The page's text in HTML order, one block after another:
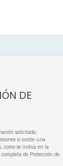
DE
solicitada;
si existe una
como se indica en la
de Protección de